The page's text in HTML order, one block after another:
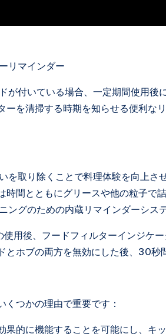
リマインダー
が付いている場合、一定期間使用後
ーを清掃する時期を知らせる便利な
を取り除くことで料理体験を向上さ
時間とともにグリースや他の粒子で
ングのための内蔵リマインダーシス
用後、フードフィルターインジケ
ホブの両方を無効にした後、30秒
つかの理由で重要です：
果的に機能することを可能にし、キ